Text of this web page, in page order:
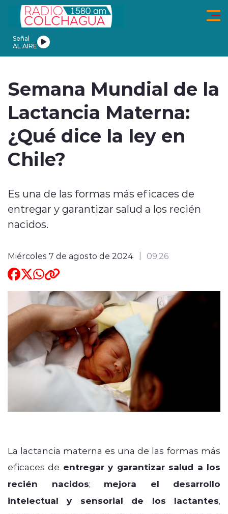
Click acá para ir directamente al contenido
Señal
AL AIRE
modo claro
Semana Mundial de la
Lactancia Materna:
¿Qué dice la ley en
Chile?
Es una de las formas más eficaces de
entregar y garantizar salud a los recién
nacidos.
Miércoles 7 de agosto de 2024 09:26
La lactancia materna es una de las formas más
eficaces de entregar y garantizar salud a los
recién nacidos; mejora el desarrollo
intelectual y sensorial de los lactantes,